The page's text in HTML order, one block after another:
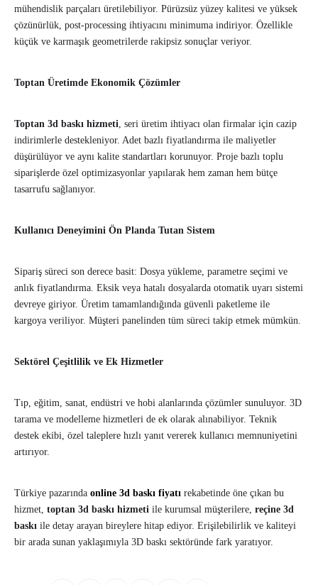
mühendislik parçaları üretilebiliyor. Pürüzsüz yüzey kalitesi ve yüksek
çözünürlük, post-processing ihtiyacını minimuma indiriyor. Özellikle
küçük ve karmaşık geometrilerde rakipsiz sonuçlar veriyor.
Toptan Üretimde Ekonomik Çözümler
Toptan 3d baskı hizmeti, seri üretim ihtiyacı olan firmalar için cazip
indirimlerle destekleniyor. Adet bazlı fiyatlandırma ile maliyetler
düşürülüyor ve aynı kalite standartları korunuyor. Proje bazlı toplu
siparişlerde özel optimizasyonlar yapılarak hem zaman hem bütçe
tasarrufu sağlanıyor.
Kullanıcı Deneyimini Ön Planda Tutan Sistem
Sipariş süreci son derece basit: Dosya yükleme, parametre seçimi ve
anlık fiyatlandırma. Eksik veya hatalı dosyalarda otomatik uyarı sistemi
devreye giriyor. Üretim tamamlandığında güvenli paketleme ile
kargoya veriliyor. Müşteri panelinden tüm süreci takip etmek mümkün.
Sektörel Çeşitlilik ve Ek Hizmetler
Tıp, eğitim, sanat, endüstri ve hobi alanlarında çözümler sunuluyor. 3D
tarama ve modelleme hizmetleri de ek olarak alınabiliyor. Teknik
destek ekibi, özel taleplere hızlı yanıt vererek kullanıcı memnuniyetini
artırıyor.
Türkiye pazarında online 3d baskı fiyatı rekabetinde öne çıkan bu
hizmet, toptan 3d baskı hizmeti ile kurumsal müşterilere, reçine 3d
baskı ile detay arayan bireylere hitap ediyor. Erişilebilirlik ve kaliteyi
bir arada sunan yaklaşımıyla 3D baskı sektöründe fark yaratıyor.